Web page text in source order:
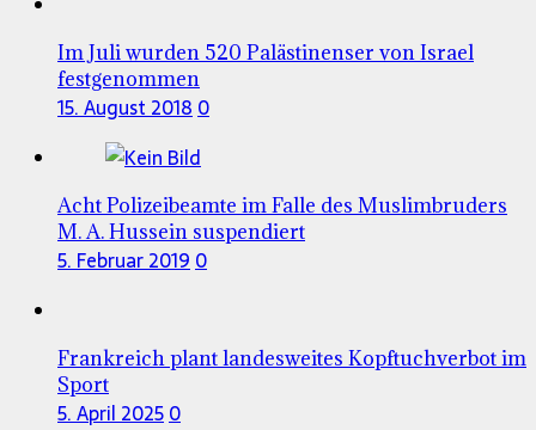
Im Juli wurden 520 Palästinenser von Israel
festgenommen
15. August 2018 0
Acht Polizeibeamte im Falle des Muslimbruders
M. A. Hussein suspendiert
5. Februar 2019 0
Frankreich plant landesweites Kopftuchverbot im
Sport
5. April 20250